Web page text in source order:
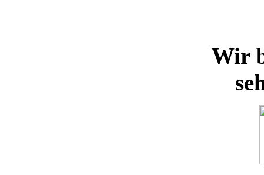
Wir